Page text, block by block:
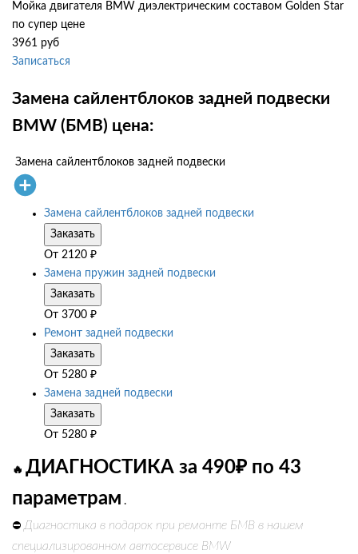
Мойка двигателя BMW диэлектрическим составом Golden Star
по супер цене
3961 руб
Записаться
Замена сайлентблоков задней подвески
BMW (БМВ) цена:
Замена сайлентблоков задней подвески
Замена сайлентблоков задней подвески
Заказать
От 2120 ₽
Замена пружин задней подвески
Заказать
От 3700 ₽
Ремонт задней подвески
Заказать
От 5280 ₽
Замена задней подвески
Заказать
От 5280 ₽
🔥 ДИАГНОСТИКА за 490₽ по 43
параметрам .
⛔ Диагностика в подарок при ремонте БМВ в нашем
специализированном автосервисе BMW